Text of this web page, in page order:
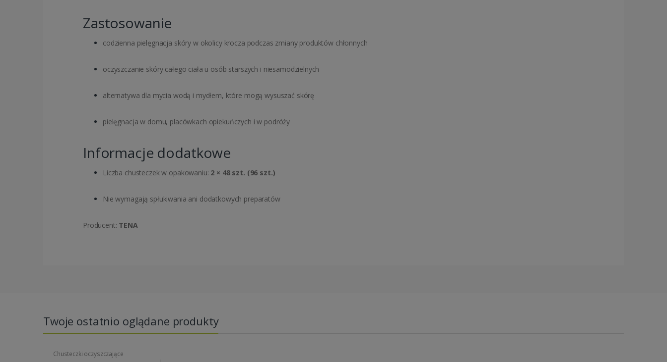
Zastosowanie
codzienna pielęgnacja skóry w okolicy krocza podczas zmiany produktów chłonnych
oczyszczanie skóry całego ciała u osób starszych i niesamodzielnych
alternatywa dla mycia wodą i mydłem, które mogą wysuszać skórę
pielęgnacja w domu, placówkach opiekuńczych i w podróży
Informacje dodatkowe
Liczba chusteczek w opakowaniu: 2 × 48 szt. (96 szt.)
Nie wymagają spłukiwania ani dodatkowych preparatów
Producent: TENA
Twoje ostatnio oglądane produkty
Chusteczki oczyszczające